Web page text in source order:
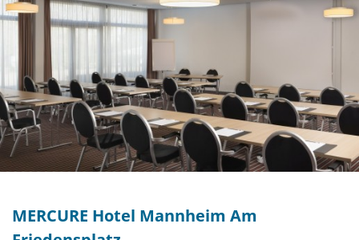
MERCURE Hotel Mannheim Am